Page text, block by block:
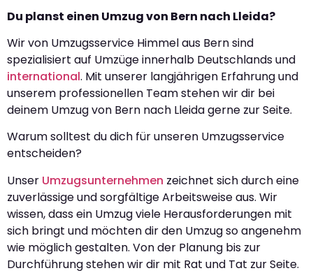
Du planst einen Umzug von Bern nach Lleida?
Wir von Umzugsservice Himmel aus Bern sind
spezialisiert auf Umzüge innerhalb Deutschlands und
international. Mit unserer langjährigen Erfahrung und
unserem professionellen Team stehen wir dir bei
deinem Umzug von Bern nach Lleida gerne zur Seite.
Warum solltest du dich für unseren Umzugsservice
entscheiden?
Unser Umzugsunternehmen zeichnet sich durch eine
zuverlässige und sorgfältige Arbeitsweise aus. Wir
wissen, dass ein Umzug viele Herausforderungen mit
sich bringt und möchten dir den Umzug so angenehm
wie möglich gestalten. Von der Planung bis zur
Durchführung stehen wir dir mit Rat und Tat zur Seite.